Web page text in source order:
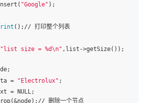
"Google" );
();// 打印整个列表
"list size = %d\n" ,list->getSize());
=
"Electrolux" ;
= NULL;
删除一个节点